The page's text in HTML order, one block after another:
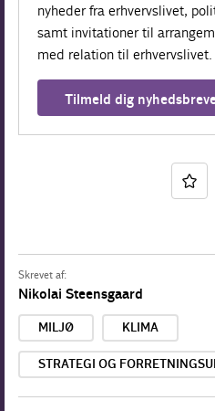
nyheder fra erhvervslivet,
samt invitationer til
med relation til erhvervslivet.
Tilmeld dig
Skrevet af:
Nikolai Steensgaard
MILJØ KLIMA
STRATEGI OG